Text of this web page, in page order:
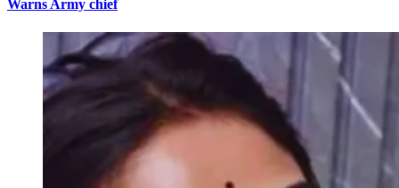
Warns Army chief